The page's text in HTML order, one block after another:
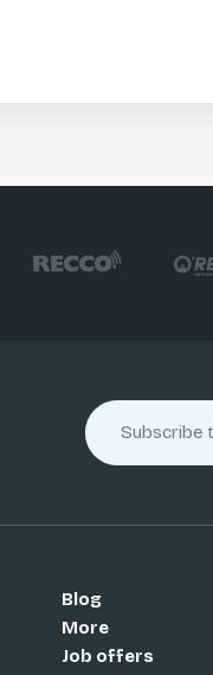
Blog
More
Job offers